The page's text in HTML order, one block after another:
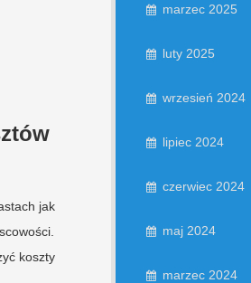
jak
koszty
marzec 2025
luty 2025
wrzesień 2024
lipiec 2024
czerwiec 2024
maj 2024
marzec 2024